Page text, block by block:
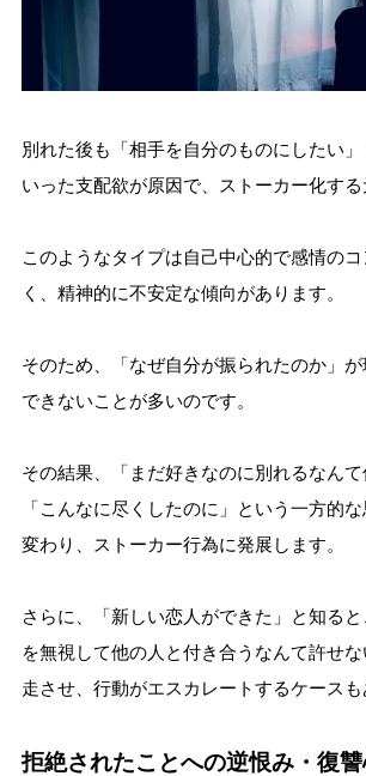
別れた後も「相手を自分のものにしたい
いった支配欲が原因で、ストーカー化する
このようなタイプは自己中心的で感情の
く、精神的に不安定な傾向があります。
そのため、「なぜ自分が振られたのか」
できないことが多いのです。
その結果、「まだ好きなのに別れるなんて
「こんなに尽くしたのに」という一方的
変わり、ストーカー行為に発展します。
さらに、「新しい恋人ができた」と知る
を無視して他の人と付き合うなんて許せ
走させ、行動がエスカレートするケースも
拒絶されたことへの逆恨み・復